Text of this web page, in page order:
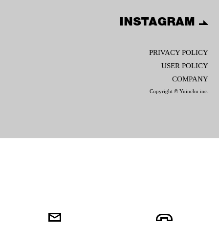
INSTAGRAM
PRIVACY POLICY
USER POLICY
COMPANY
Copyright © Yuinchu inc.